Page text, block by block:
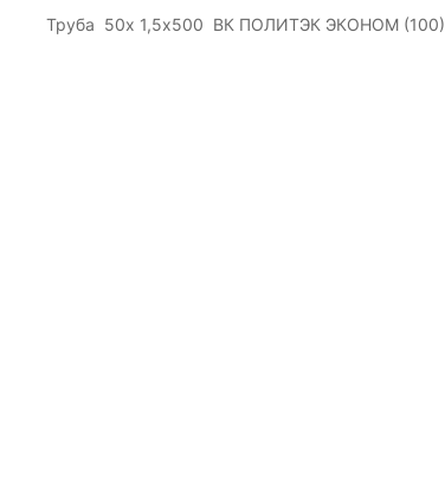
Труба 50х 1,5х500 ВК ПОЛИТЭК ЭКОНОМ (100)